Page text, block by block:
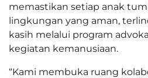
memastikan setiap anak
lingkungan yang aman,
kasih melalui program
kegiatan kemanusiaan.
“Kami membuka ruang